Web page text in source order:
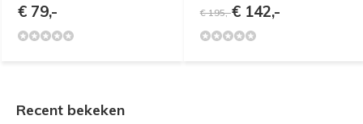
€ 79,- € 195,-€ 142,-
Recent bekeken